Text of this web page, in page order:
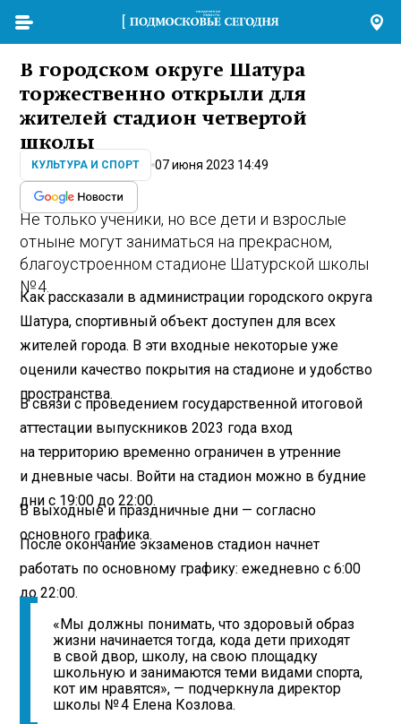
В городском округе Шатура
торжественно открыли для
жителей стадион четвертой
школы
КУЛЬТУРА И СПОРТ 07 июня 2023 14:49
Не только ученики, но все дети и взрослые
отныне могут заниматься на прекрасном,
благоустроенном стадионе Шатурской школы
№ 4.
Как рассказали в администрации городского округа
Шатура, спортивный объект доступен для всех
жителей города. В эти входные некоторые уже
оценили качество покрытия на стадионе и удобство
пространства.
В связи с проведением государственной итоговой
аттестации выпускников 2023 года вход
на территорию временно ограничен в утренние
и дневные часы. Войти на стадион можно в будние
дни с 19:00 до 22:00.
В выходные и праздничные дни — согласно
основного графика.
После окончание экзаменов стадион начнет
работать по основному графику: ежедневно с 6:00
до 22:00.
«Мы должны понимать, что здоровый образ
жизни начинается тогда, кода дети приходят
в свой двор, школу, на свою площадку
школьную и занимаются теми видами спорта,
кот им нравятся», — подчеркнула директор
школы № 4 Елена Козлова.